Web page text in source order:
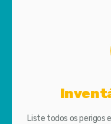
Liste todos os perigos